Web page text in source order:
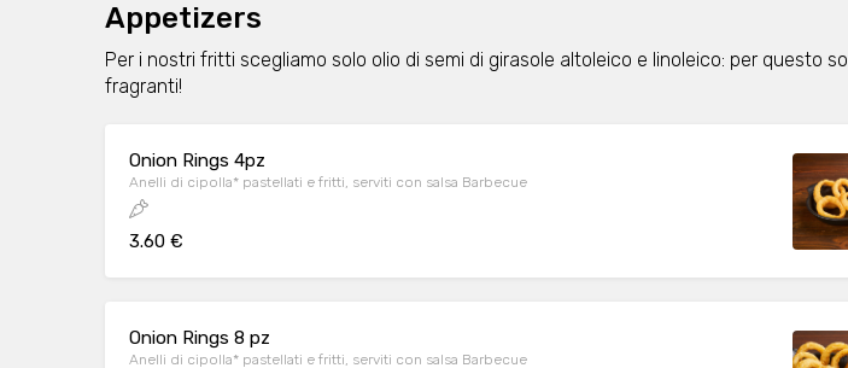
Appetizers
Per i nostri fritti scegliamo solo olio di semi di girasole altoleico e linoleico: per questo
fragranti!
Onion Rings 4pz
Anelli di cipolla* pastellati e fritti, serviti con salsa Barbecue
3.60 €
Onion Rings 8 pz
Anelli di cipolla* pastellati e fritti, serviti con salsa Barbecue